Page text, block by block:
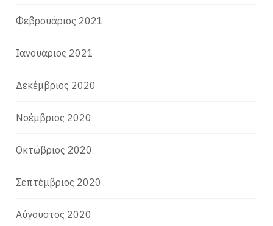
Φεβρουάριος 2021
Ιανουάριος 2021
Δεκέμβριος 2020
Νοέμβριος 2020
Οκτώβριος 2020
Σεπτέμβριος 2020
Αύγουστος 2020